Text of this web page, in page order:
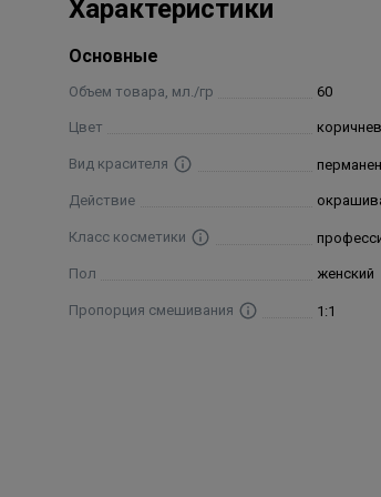
Ceteth-10 Phosphate, Steareth-200,
Methyl-5-Hydroxyethylaminophenol, m-
Характеристики
Основные
Объем товара, мл./гр 60
Цвет
Вид красителя
Действие
Класс косметики
Пол женский
Пропорция смешивания 1:1